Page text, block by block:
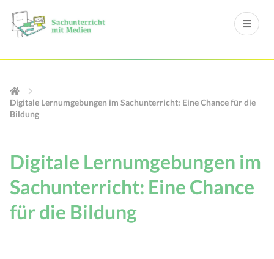
Digitale Lernumgebungen im Sachunterricht: Eine Chance für die
Bildung
Digitale Lernumgebungen im
Sachunterricht: Eine Chance
für die Bildung